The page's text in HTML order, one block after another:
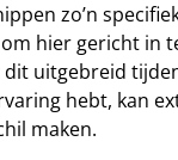
zo’n
hier gericht in
uitgebreid
hebt, kan
maken.